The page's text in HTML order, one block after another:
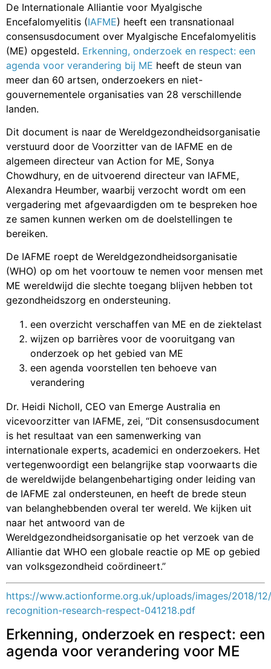
De Internationale Alliantie voor Myalgische
Encefalomyelitis (IAFME) heeft een transnationaal
consensusdocument over Myalgische Encefalomyelitis
(ME) opgesteld. Erkenning, onderzoek en respect: een
agenda voor verandering bij ME heeft de steun van
meer dan 60 artsen, onderzoekers en niet-
gouvernementele organisaties van 28 verschillende
landen.
Dit document is naar de Wereldgezondheidsorganisatie
verstuurd door de Voorzitter van de IAFME en de
algemeen directeur van Action for ME, Sonya
Chowdhury, en de uitvoerend directeur van IAFME,
Alexandra Heumber, waarbij verzocht wordt om een
vergadering met afgevaardigden om te bespreken hoe
ze samen kunnen werken om de doelstellingen te
bereiken.
De IAFME roept de Wereldgezondheidsorganisatie
(WHO) op om het voortouw te nemen voor mensen met
ME wereldwijd die slechte toegang blijven hebben tot
gezondheidszorg en ondersteuning.
een overzicht verschaffen van ME en de ziektelast
wijzen op barrières voor de vooruitgang van
onderzoek op het gebied van ME
een agenda voorstellen ten behoeve van
verandering
Dr. Heidi Nicholl, CEO van Emerge Australia en
vicevoorzitter van IAFME, zei, “Dit consensusdocument
is het resultaat van een samenwerking van
internationale experts, academici en onderzoekers. Het
vertegenwoordigt een belangrijke stap voorwaarts die
de wereldwijde belangenbehartiging onder leiding van
de IAFME zal ondersteunen, en heeft de brede steun
van belanghebbenden overal ter wereld. We kijken uit
naar het antwoord van de
Wereldgezondheidsorganisatie op het verzoek van de
Alliantie dat WHO een globale reactie op ME op gebied
van volksgezondheid coördineert.”
https://www.actionforme.org.uk/uploads/images/2018/
recognition-research-respect-041218.pdf
Erkenning, onderzoek en respect: een
agenda voor verandering voor ME